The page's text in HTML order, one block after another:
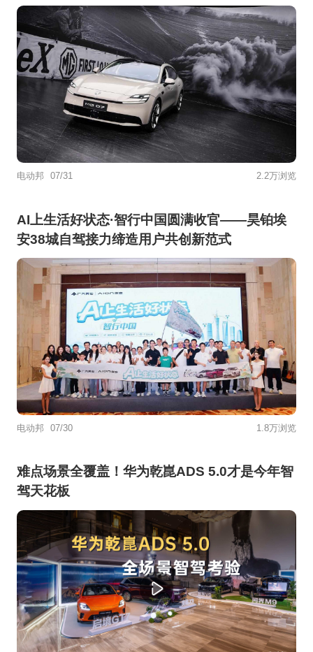
电动邦 07/31 2.2万浏览
AI上生活好状态·智行中国圆满收官——昊铂埃
安38城自驾接力缔造用户共创新范式
电动邦 07/30 1.8万浏览
难点场景全覆盖！华为乾崑ADS 5.0才是今年智
驾天花板